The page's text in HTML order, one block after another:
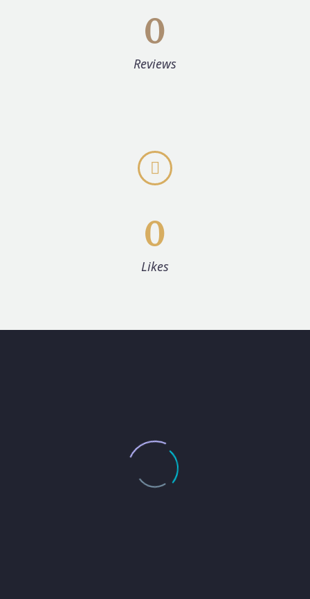
0
Reviews


0
Likes